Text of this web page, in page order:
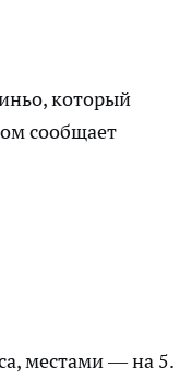
который
сообщает
местами — на 5.